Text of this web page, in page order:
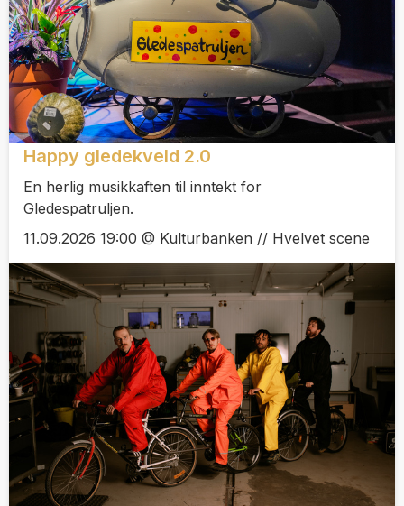
Happy gledekveld 2.0
En herlig musikkaften til inntekt for
Gledespatruljen.
11.09.2026 19:00 @ Kulturbanken // Hvelvet scene